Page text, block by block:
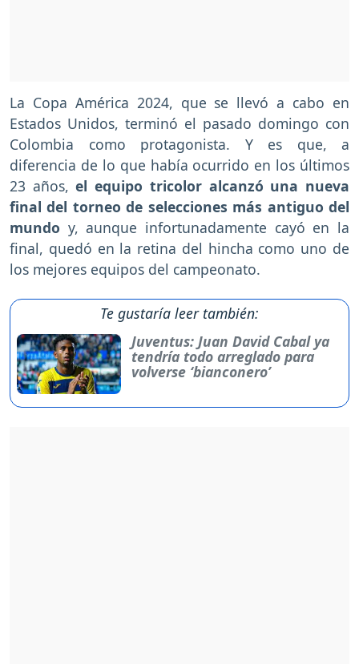
La Copa América 2024, que se llevó a cabo en
Estados Unidos, terminó el pasado domingo con
Colombia como protagonista. Y es que, a
diferencia de lo que había ocurrido en los últimos
23 años,el equipo tricolor alcanzó una nueva
final del torneo de selecciones más antiguo del
mundo y, aunque infortunadamente cayó en la
final, quedó en la retina del hincha como uno de
los mejores equipos del campeonato.
Te gustaría leer también:
Juventus: Juan David Cabal ya
tendría todo arreglado para
volverse ‘bianconero’